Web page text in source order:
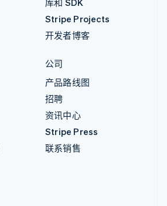
Stripe Projects
开发者博客
公司
产品路线图
招聘
资讯中心
Stripe Press
联系销售